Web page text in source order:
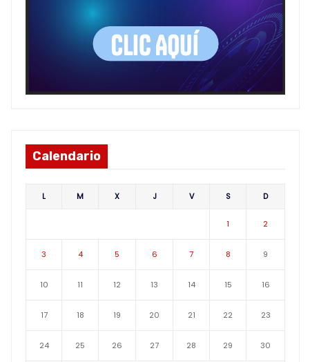
Calendario
L M X J V S D
1 2
3 4 5 6 7 8 9
10 11 12 13 14 15 16
17 18 19 20 21 22 23
24 25 26 27 28 29 30